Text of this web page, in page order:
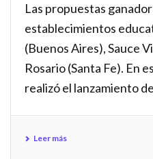
Las propuestas
establecimientos
(Buenos Aires), Sauce
Rosario (Santa Fe). En
realizó el lanzamiento
Leer más